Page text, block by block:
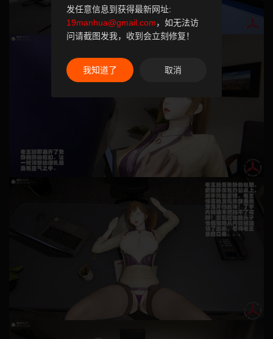
发任意信息到获得最新网址:
19manhua@gmail.com，如无法访
问请截图发我，收到会立刻修复！
我知道了 取消